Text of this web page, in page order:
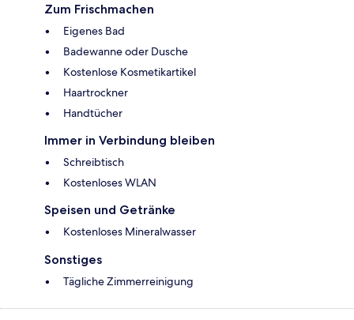
Zum Frischmachen
Eigenes Bad
Badewanne oder Dusche
Kostenlose Kosmetikartikel
Haartrockner
Handtücher
Immer in Verbindung bleiben
Schreibtisch
Kostenloses WLAN
Speisen und Getränke
Kostenloses Mineralwasser
Sonstiges
Tägliche Zimmerreinigung